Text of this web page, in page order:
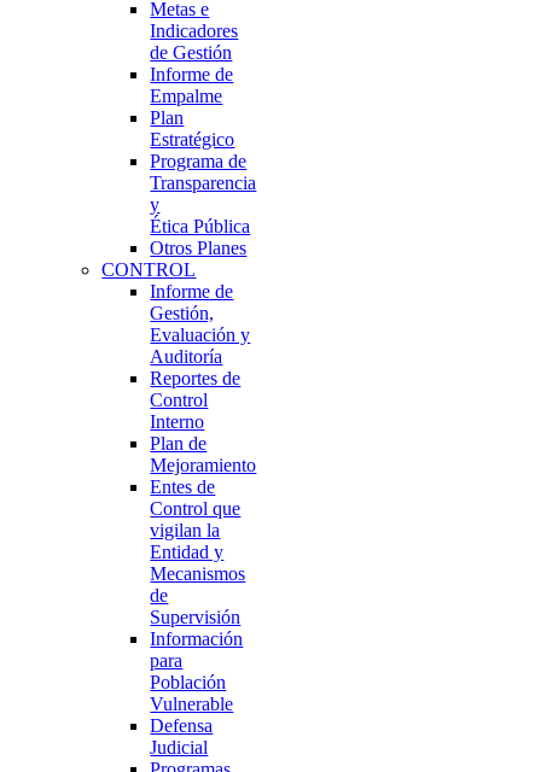
Metas e
Indicadores
de Gestión
Informe de
Empalme
Plan
Estratégico
Programa de
Transparencia
y
Ética Pública
Otros Planes
CONTROL
Informe de
Gestión,
Evaluación y
Auditoría
Reportes de
Control
Interno
Plan de
Mejoramiento
Entes de
Control que
vigilan la
Entidad y
Mecanismos
de
Supervisión
Información
para
Población
Vulnerable
Defensa
Judicial